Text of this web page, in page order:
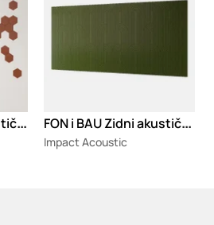
H
EXAGON Zidni akustični panel F
ON i BAU Zidni akustični paneli
Impact Acoustic